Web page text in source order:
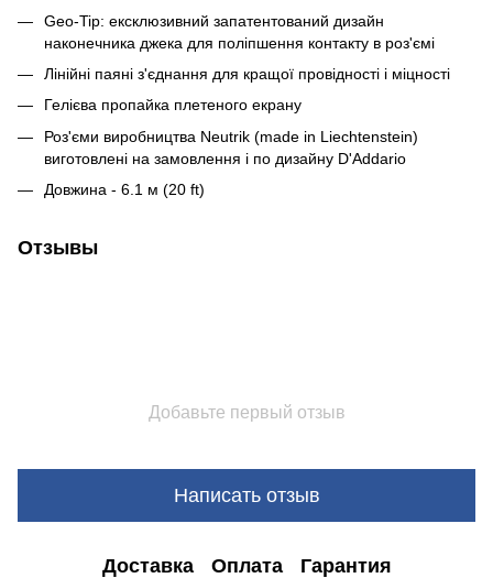
Geo-Tip: ексклюзивний запатентований дизайн
наконечника джека для поліпшення контакту в роз'ємі
Лінійні паяні з'єднання для кращої провідності і міцності
Гелієва пропайка плетеного екрану
Роз'єми виробництва Neutrik (made in Liechtenstein)
виготовлені на замовлення і по дизайну D'Addario
Довжина - 6.1 м (20 ft)
Отзывы
Добавьте первый отзыв
Написать отзыв
Доставка Оплата Гарантия